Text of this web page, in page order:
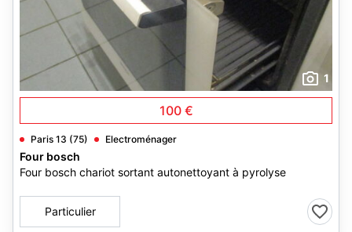
1
100 €
Paris 13 (75) Electroménager
Four bosch
Four bosch chariot sortant autonettoyant à pyrolyse
Particulier